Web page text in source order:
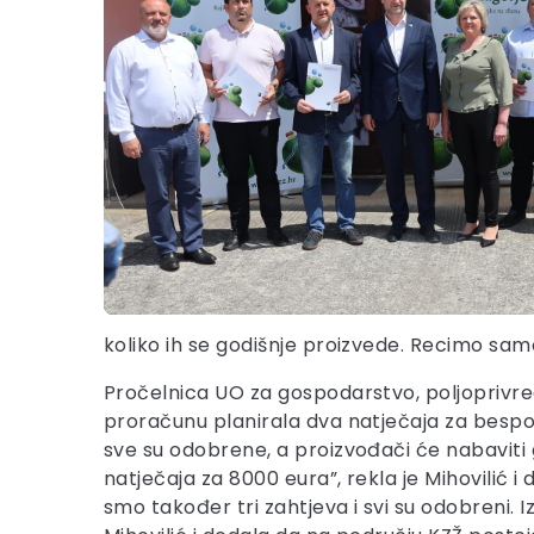
koliko ih se godišnje proizvede. Recimo
Pročelnica UO za gospodarstvo,
proračunu planirala dva natječaja za
sve su odobrene, a proizvođači će nabaviti
natječaja za 8000 eura”, rekla je Mihovilić
smo također tri zahtjeva i svi su odobreni.